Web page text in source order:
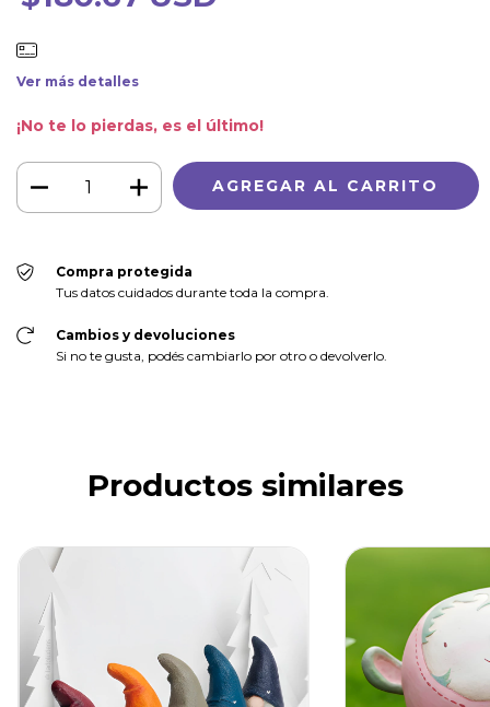
Ver más detalles
¡No te lo pierdas, es el último!
Compra protegida
Tus datos cuidados durante toda la compra.
Cambios y devoluciones
Si no te gusta, podés cambiarlo por otro o devolverlo.
Productos similares